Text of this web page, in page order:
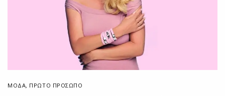
ΜΟΔΑ, ΠΡΏΤΟ ΠΡΌΣΩΠΟ